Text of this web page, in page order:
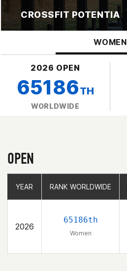
CROSSFIT POTENTIA
WOMEN
2026 OPEN
65186TH
WORLDWIDE
OPEN
YEAR RANK WORLDWIDE
2026
65186th
Women
YEAR RANK WORLDWIDE